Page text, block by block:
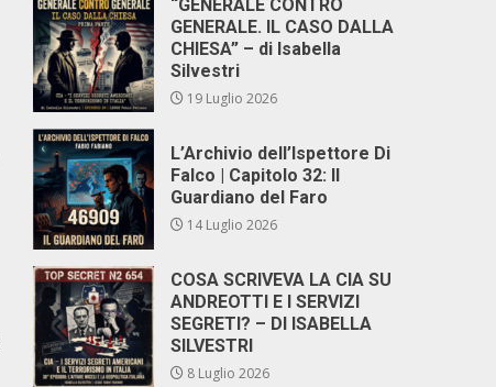
“GENERALE CONTRO
GENERALE. IL CASO DALLA
CHIESA” – di Isabella
Silvestri
19 Luglio 2026
L’Archivio dell’Ispettore Di
Falco | Capitolo 32: Il
Guardiano del Faro
14 Luglio 2026
COSA SCRIVEVA LA CIA SU
ANDREOTTI E I SERVIZI
SEGRETI? – DI ISABELLA
SILVESTRI
8 Luglio 2026